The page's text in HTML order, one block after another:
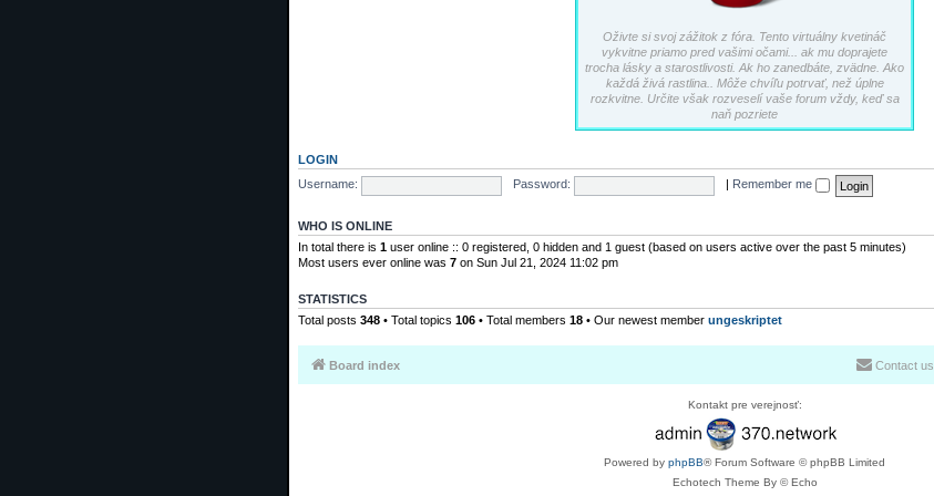
Oživte si svoj zážitok z fóra. Tento virtuálny kvetináč
vykvitne priamo pred vašimi očami... ak mu doprajete
trocha lásky a starostlivosti. Ak ho zanedbáte, zvädne. Ako
každá živá rastlina.. Môže chvíľu potrvať, než úplne
rozkvitne. Určite však rozveselí vaše forum vždy, keď sa
naň pozriete
LOGIN
Username:
Password: Remember me
WHO IS ONLINE
In total there is 1 user online :: 0 registered, 0 hidden and 1 guest (based on users active over the past 5 minutes)
Most users ever online was 7 on Sun Jul 21, 2024 11:02 pm
STATISTICS
Total posts 348 • Total topics 106 • Total members 18 • Our newest member ungeskriptet
Board index Contact us
Kontakt pre verejnosť:
Powered by phpBB® Forum Software © phpBB Limited
Echotech Theme By © Echo